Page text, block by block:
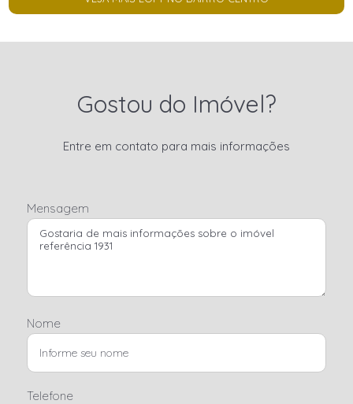
Gostou do Imóvel?
Entre em contato para mais informações
Mensagem
Nome
Telefone